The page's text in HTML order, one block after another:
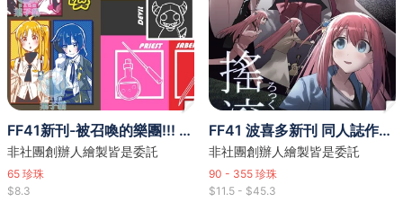
FF41新刊-被召喚的樂團!!! 委託畫師：加糖、石頭
非社團創辦人繪製皆是委託
65 珍珠
$8.3
FF41 波喜多新刊 同人誌作者：小菊8 周邊作者：小菊8、米蘇拉 刊名-兩人的搖滾 偶像PA
非社團創辦人繪製皆是委託
90 - 355 珍珠
$11.5 - $45.3